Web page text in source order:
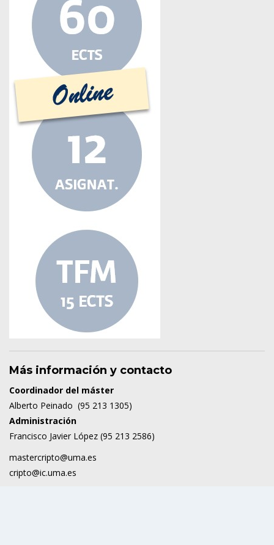
Más información y contacto
Coordinador del máster
Alberto Peinado (95 213 1305)
Administración
Francisco Javier López (95 213 2586)
mastercripto@uma.es
cripto@ic.uma.es